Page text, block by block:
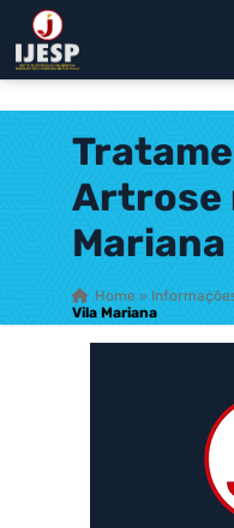
Artrose
Mariana
Home »
Vila Mariana